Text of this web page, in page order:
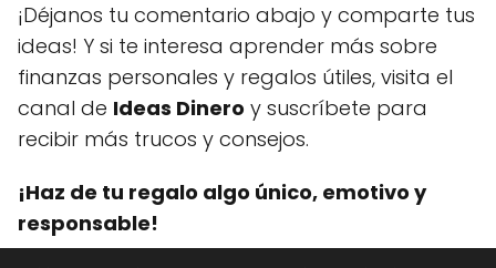
¡Déjanos tu comentario abajo y comparte tus
ideas! Y si te interesa aprender más sobre
finanzas personales y regalos útiles, visita el
canal de Ideas Dinero y suscríbete para
recibir más trucos y consejos.
¡Haz de tu regalo algo único, emotivo y
responsable!